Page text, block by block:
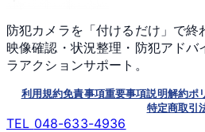
防犯カメラを「付けるだけ」で
映像確認・状況整理・防犯アドバ
ラアクションサポート。
利用規約免責事項重要事項説明解約ポ
特定商取引
TEL 048-633-4936